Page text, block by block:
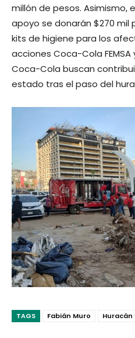
millón de pesos. Asimismo,
apoyo se donarán $270
kits de higiene para los
acciones Coca-Cola
Coca-Cola buscan
estado tras el paso del
TAGS Fabián Muro Huracán